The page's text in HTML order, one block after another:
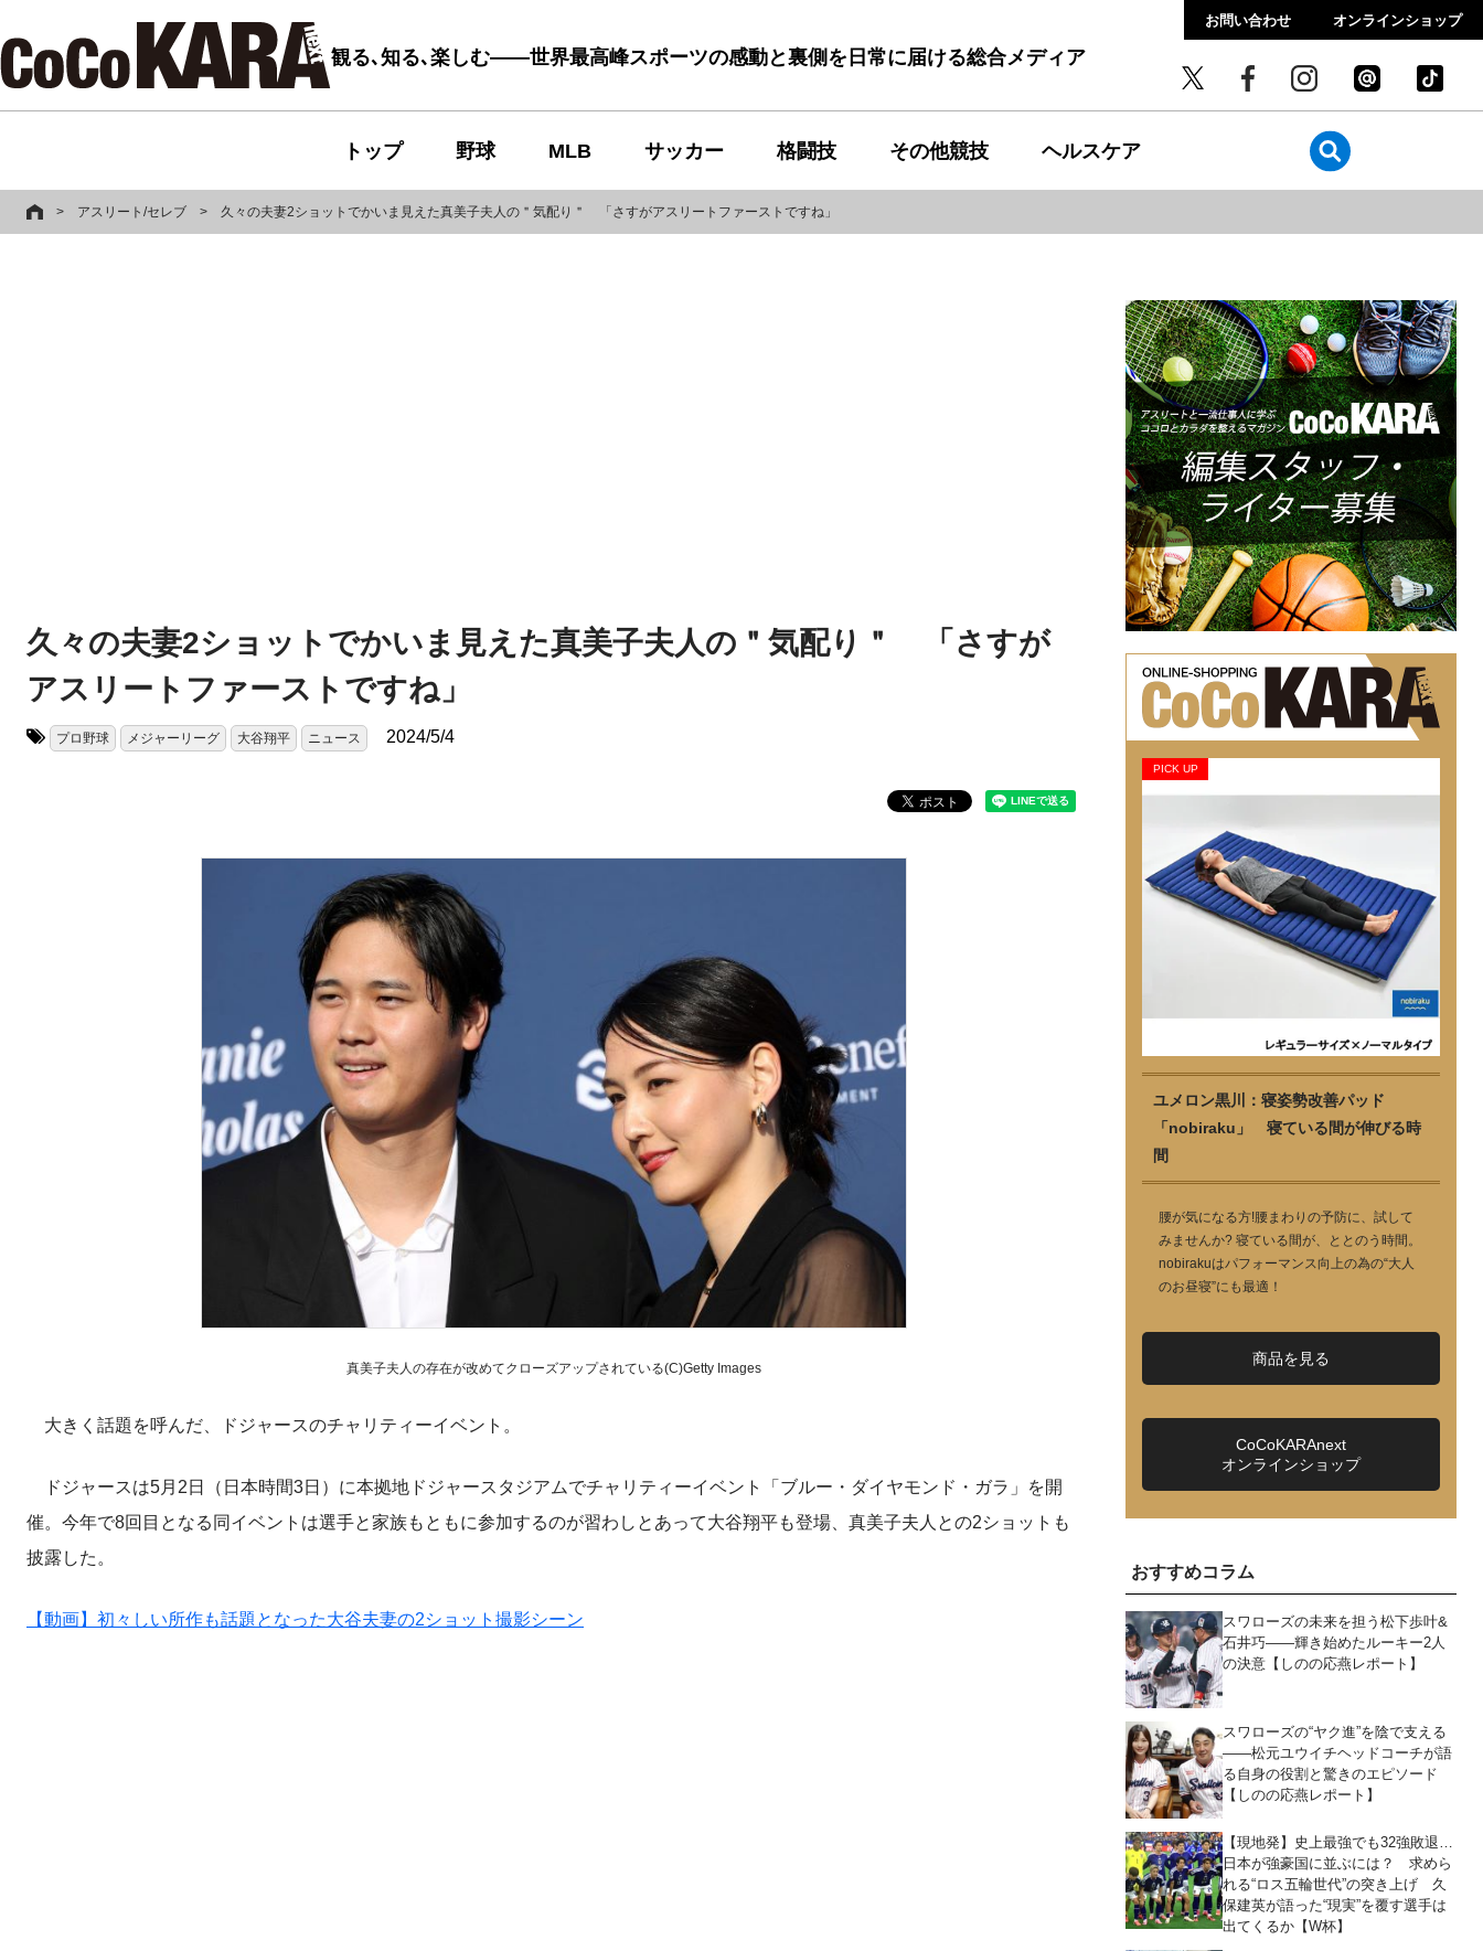
観る､知る､楽しむ――世界最高峰スポーツの感動と裏側を日常に届ける総合メディア
お問い合わせ オンラインショップ
トップ 野球 MLB サッカー 格闘技 その他競技 ヘルスケア
> アスリート/セレブ > 久々の夫妻2ショットでかいま見えた真美子夫人の＂気配り＂ 「さすがアスリートファーストですね」
久々の夫妻2ショットでかいま見えた真美子夫人の＂気配り＂ 「さすが
アスリートファーストですね」
プロ野球 メジャーリーグ 大谷翔平 ニュース 2024/5/4
真美子夫人の存在が改めてクローズアップされている(C)Getty Images
大きく話題を呼んだ、ドジャースのチャリティーイベント。
ドジャースは5月2日（日本時間3日）に本拠地ドジャースタジアムでチャリティーイベント「ブルー・ダイヤモンド・ガラ」を開
催。今年で8回目となる同イベントは選手と家族もともに参加するのが習わしとあって大谷翔平も登場、真美子夫人との2ショットも
披露した。
【動画】初々しい所作も話題となった大谷夫妻の2ショット撮影シーン
PICK UP
ユメロン黒川：寝姿勢改善パッド
「nobiraku」 寝ている間が伸びる時
間
腰が気になる方!腰まわりの予防に、試して
みませんか? 寝ている間が、ととのう時間。
nobirakuはパフォーマンス向上の為の“大人
のお昼寝”にも最適！
商品を見る
CoCoKARAnext
オンラインショップ
おすすめコラム
スワローズの未来を担う松下歩叶&
石井巧――輝き始めたルーキー2人
の決意【しのの応燕レポート】
スワローズの“ヤク進”を陰で支える
――松元ユウイチヘッドコーチが語
る自身の役割と驚きのエピソード
【しのの応燕レポート】
【現地発】史上最強でも32強敗退…
日本が強豪国に並ぶには？ 求めら
れる“ロス五輪世代”の突き上げ 久
保建英が語った“現実”を覆す選手は
出てくるか【W杯】